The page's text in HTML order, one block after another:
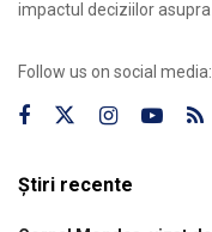
impactul deciziilor
Follow us on social media:
Știri recente